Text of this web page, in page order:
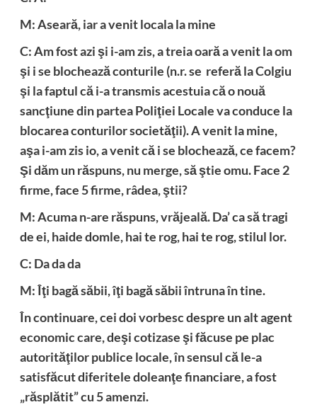
M: Aseară, iar a venit locala la mine
C: Am fost azi şi i-am zis, a treia oară a venit la om
şi i se blochează conturile (n.r. se referă la Colgiu
şi la faptul că i-a transmis acestuia că o nouă
sancţiune din partea Poliţiei Locale va conduce la
blocarea conturilor societăţii). A venit la mine,
aşa i-am zis io, a venit că i se blochează, ce facem?
Şi dăm un răspuns, nu merge, să ştie omu. Face 2
firme, face 5 firme, râdea, ştii?
M: Acuma n-are răspuns, vrăjeală. Da’ ca să tragi
de ei, haide domle, hai te rog, hai te rog, stilul lor.
C: Da da da
M: Îţi bagă săbii, îţi bagă săbii întruna în tine.
În continuare, cei doi vorbesc despre un alt agent
economic care, deşi cotizase şi făcuse pe plac
autorităţilor publice locale, în sensul că le-a
satisfăcut diferitele doleanţe financiare, a fost
„răsplătit” cu 5 amenzi.